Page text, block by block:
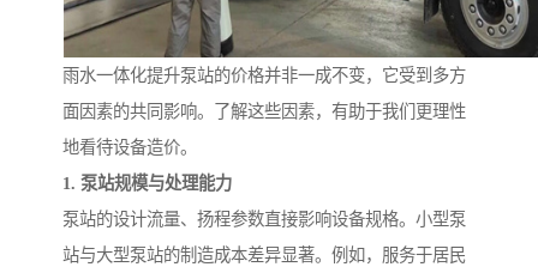
雨水一体化提升泵站的价格并非一成不变，它受到多方
面因素的共同影响。了解这些因素，有助于我们更理性
地看待设备造价。
1. 泵站规模与处理能力
泵站的设计流量、扬程参数直接影响设备规格。小型泵
站与大型泵站的制造成本差异显著。例如，服务于居民
接触式一体化污水处理设 化粪池一体化污水处理设
备
污水处理一体化设备 气浮机设备
净水设备反渗透
喷漆污水处理设备 污水处理设备设备生产厂